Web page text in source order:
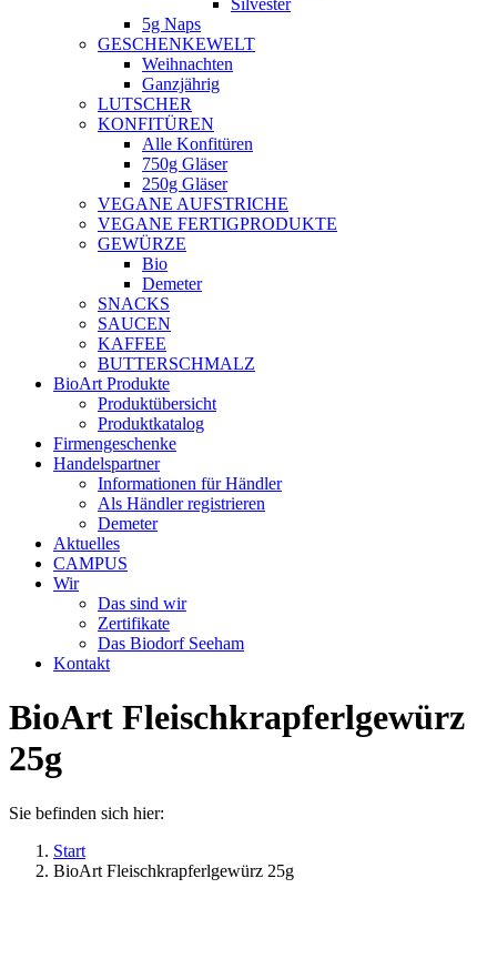
Silvester
5g Naps
GESCHENKEWELT
Weihnachten
Ganzjährig
LUTSCHER
KONFITÜREN
Alle Konfitüren
750g Gläser
250g Gläser
VEGANE AUFSTRICHE
VEGANE FERTIGPRODUKTE
GEWÜRZE
Bio
Demeter
SNACKS
SAUCEN
KAFFEE
BUTTERSCHMALZ
BioArt Produkte
Produktübersicht
Produktkatalog
Firmengeschenke
Handelspartner
Informationen für Händler
Als Händler registrieren
Demeter
Aktuelles
CAMPUS
Wir
Das sind wir
Zertifikate
Das Biodorf Seeham
Kontakt
BioArt Fleischkrapferlgewürz
25g
Sie befinden sich hier:
Start
BioArt Fleischkrapferlgewürz 25g